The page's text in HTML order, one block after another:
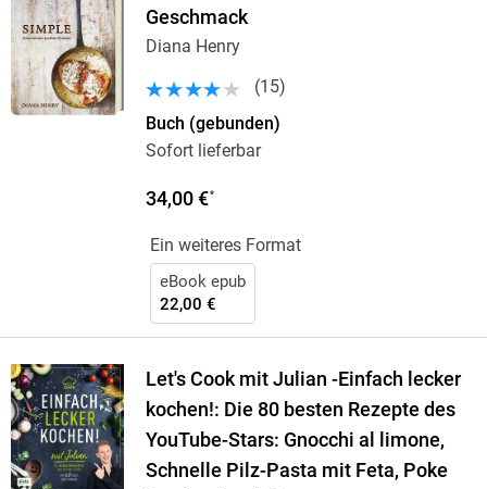
Geschmack
Diana Henry
(15)
Buch (gebunden)
Sofort lieferbar
34,00 €*
Ein weiteres Format
eBook epub
22,00 €
Let's Cook mit Julian -Einfach lecker
kochen!: Die 80 besten Rezepte des
YouTube-Stars: Gnocchi al limone,
Schnelle Pilz-Pasta mit Feta, Poke